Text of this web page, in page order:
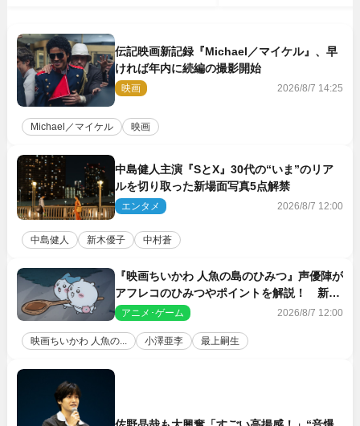
伝記映画新記録『Michael／マイケル』、早
ければ年内に続編の撮影開始
映画 2026/8/7 14:25
Michael／マイケル 映画
中島健人主演『SとX』30代の“いま”のリア
ルを切り取った新場面写真5点解禁
エンタメ 2026/8/7 12:00
中島健人 新木優子 中村蒼
『映画ちいかわ 人魚の島のひみつ』声優陣が
アフレコのひみつやポイントを解説！ 新カ
ットも到着
アニメ･ゲーム 2026/8/7 12:00
映画ちいかわ 人魚の... 小澤亜李 最上嗣生